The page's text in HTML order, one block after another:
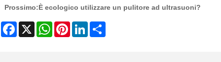
Prossimo:È ecologico utilizzare un pulitore ad ultrasuoni?
Facebook
X WhatsAppPinterestLinkedIn